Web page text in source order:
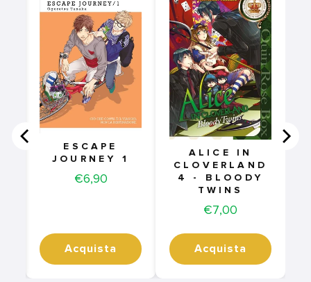
ESCAPE
JOURNEY 1
Price
€6,90
Acquista
ALICE IN
CLOVERLAND
4 - BLOODY
TWINS
Price
€7,00
Acquista